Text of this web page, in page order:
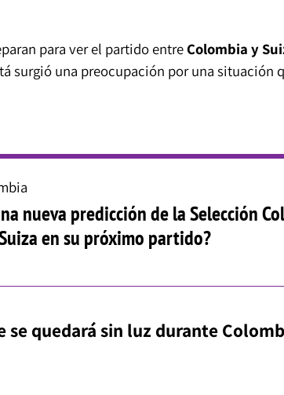
para ver el partido entreColombia y
surgió una preocupación por una situación
nueva predicción de la Selección
en su próximo partido?
se quedará sin luz durante